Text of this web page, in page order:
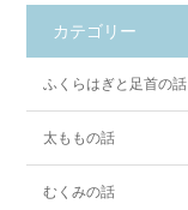
カテゴリー
ふくらはぎと足首の話
太ももの話
むくみの話